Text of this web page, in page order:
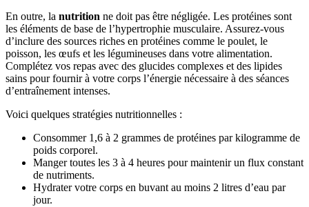
En outre, la nutrition ne doit pas être négligée. Les protéines sont
les éléments de base de l’hypertrophie musculaire. Assurez-vous
d’inclure des sources riches en protéines comme le poulet, le
poisson, les œufs et les légumineuses dans votre alimentation.
Complétez vos repas avec des glucides complexes et des lipides
sains pour fournir à votre corps l’énergie nécessaire à des séances
d’entraînement intenses.
Voici quelques stratégies nutritionnelles :
Consommer 1,6 à 2 grammes de protéines par kilogramme de
poids corporel.
Manger toutes les 3 à 4 heures pour maintenir un flux constant
de nutriments.
Hydrater votre corps en buvant au moins 2 litres d’eau par
jour.